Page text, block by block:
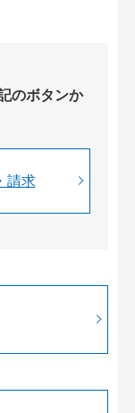
のボタンか
請求